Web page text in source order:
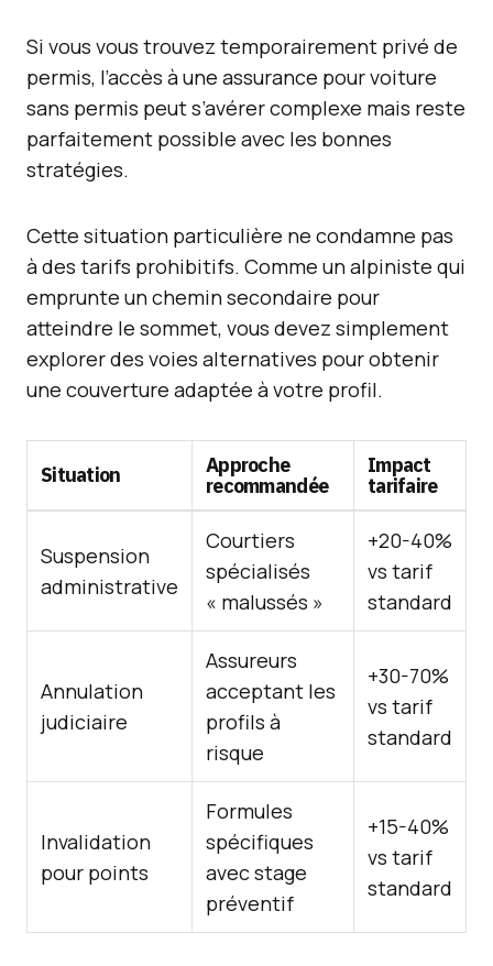
Si vous vous trouvez temporairement privé de
permis, l’accès à une assurance pour voiture
sans permis peut s’avérer complexe mais reste
parfaitement possible avec les bonnes
stratégies.
Cette situation particulière ne condamne pas
à des tarifs prohibitifs. Comme un alpiniste qui
emprunte un chemin secondaire pour
atteindre le sommet, vous devez simplement
explorer des voies alternatives pour obtenir
une couverture adaptée à votre profil.
Situation
Approche
recommandée
Impact
tarifaire
Suspension
administrative
Courtiers
spécialisés
« malussés »
+20-40%
vs tarif
standard
Annulation
judiciaire
Assureurs
acceptant les
profils à
risque
+30-70%
vs tarif
standard
Invalidation
pour points
Formules
spécifiques
avec stage
préventif
+15-40%
vs tarif
standard